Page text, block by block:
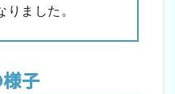
りました。
子